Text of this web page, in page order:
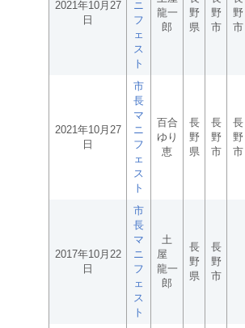
2021年10月27
日
ニ
フ
ェ
ス
ト
龍一
郎
野
県
野
市
野
市
2021年10月27
日
市
長
マ
ニ
フ
ェ
ス
ト
百合
ゆり
恵
長
野
県
長
野
市
長
野
市
2017年10月22
日
市
長
マ
ニ
フ
ェ
ス
ト
土
屋
龍一
郎
長
野
県
長
野
市